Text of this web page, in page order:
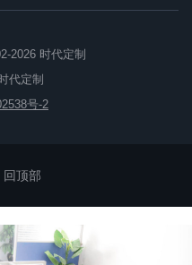
2026 时代定制
代定制
号-2
回顶部